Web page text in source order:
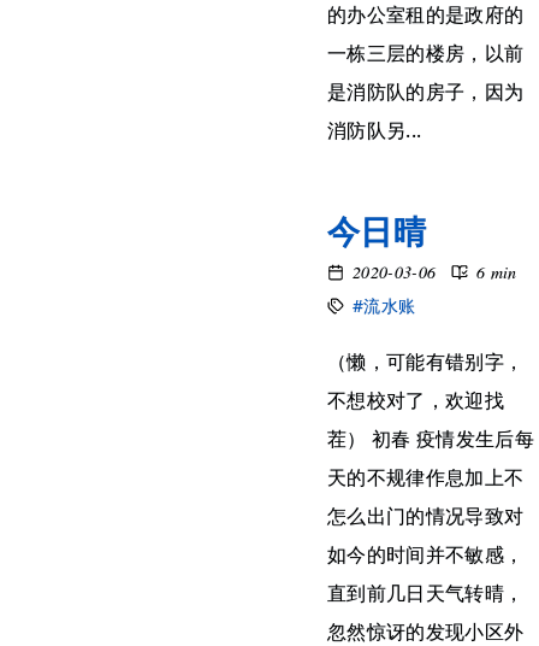
的办公室租的是政府的
一栋三层的楼房，以前
是消防队的房子，因为
消防队另...
今日晴
2020-03-06
6 min
#流水账
（懒，可能有错别字，
不想校对了，欢迎找
茬） 初春 疫情发生后每
天的不规律作息加上不
怎么出门的情况导致对
如今的时间并不敏感，
直到前几日天气转晴，
忽然惊讶的发现小区外